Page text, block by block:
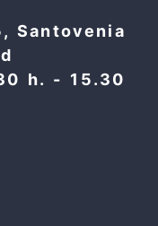
Santovenia
h. - 15.30